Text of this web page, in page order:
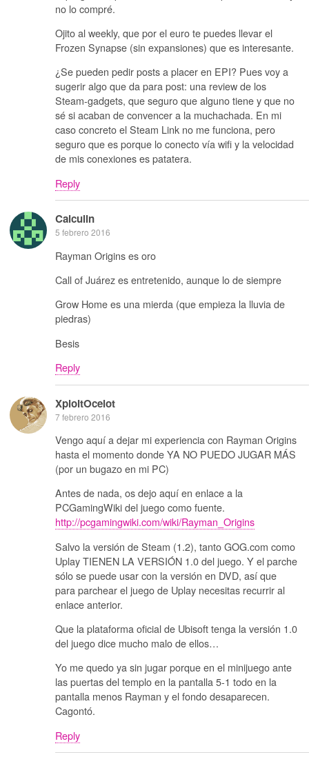
no lo compré.
Ojito al weekly, que por el euro te puedes llevar el
Frozen Synapse (sin expansiones) que es interesante.
¿Se pueden pedir posts a placer en EPI? Pues voy a
sugerir algo que da para post: una review de los
Steam-gadgets, que seguro que alguno tiene y que no
sé si acaban de convencer a la muchachada. En mi
caso concreto el Steam Link no me funciona, pero
seguro que es porque lo conecto vía wifi y la velocidad
de mis conexiones es patatera.
Reply
Calculin
5 febrero 2016
Rayman Origins es oro
Call of Juárez es entretenido, aunque lo de siempre
Grow Home es una mierda (que empieza la lluvia de
piedras)
Besis
Reply
XploitOcelot
7 febrero 2016
Vengo aquí a dejar mi experiencia con Rayman Origins
hasta el momento donde YA NO PUEDO JUGAR MÁS
(por un bugazo en mi PC)
Antes de nada, os dejo aquí en enlace a la
PCGamingWiki del juego como fuente.
http://pcgamingwiki.com/wiki/Rayman_Origins
Salvo la versión de Steam (1.2), tanto GOG.com como
Uplay TIENEN LA VERSIÓN 1.0 del juego. Y el parche
sólo se puede usar con la versión en DVD, así que
para parchear el juego de Uplay necesitas recurrir al
enlace anterior.
Que la plataforma oficial de Ubisoft tenga la versión 1.0
del juego dice mucho malo de ellos…
Yo me quedo ya sin jugar porque en el minijuego ante
las puertas del templo en la pantalla 5-1 todo en la
pantalla menos Rayman y el fondo desaparecen.
Cagontó.
Reply